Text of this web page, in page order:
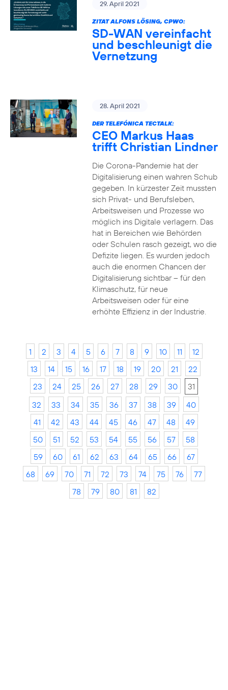
29. April 2021
ZITAT ALFONS LÖSING, CPWO:
SD-WAN vereinfacht
und beschleunigt die
Vernetzung
28. April 2021
DER TELEFÓNICA TECTALK:
CEO Markus Haas
trifft Christian Lindner
Die Corona-Pandemie hat der
Digitalisierung einen wahren Schub
gegeben. In kürzester Zeit mussten
sich Privat- und Berufsleben,
Arbeitsweisen und Prozesse wo
möglich ins Digitale verlagern. Das
hat in Bereichen wie Behörden
oder Schulen rasch gezeigt, wo die
Defizite liegen. Es wurden jedoch
auch die enormen Chancen der
Digitalisierung sichtbar – für den
Klimaschutz, für neue
Arbeitsweisen oder für eine
erhöhte Effizienz in der Industrie.
1 2 3 4 5 6 7 8 9 10 11
12
13
14 15 16 17 18 19 20 21
22
23
24 25 26 27 28 29 30
31
32
33 34 35 36 37 38 39
40
41
42 43 44 45 46 47 48
49
50
51 52 53 54 55 56 57
58
59
60 61 62 63 64 65 66
67
68
69 70 71 72 73 74 75 76
77
78
79 80 81 82